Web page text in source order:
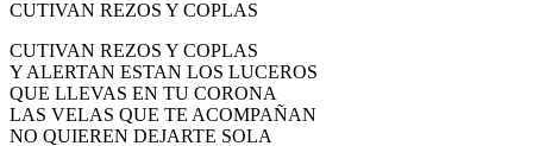
CUTIVAN REZOS Y COPLAS
CUTIVAN REZOS Y COPLAS
Y ALERTAN ESTAN LOS LUCEROS
QUE LLEVAS EN TU CORONA
LAS VELAS QUE TE ACOMPAÑAN
NO QUIEREN DEJARTE SOLA